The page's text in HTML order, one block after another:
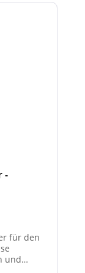
-
für den
und